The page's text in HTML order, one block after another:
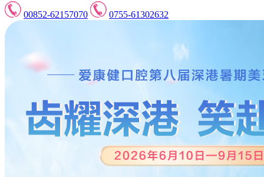
00852-62157070
0755-61302632